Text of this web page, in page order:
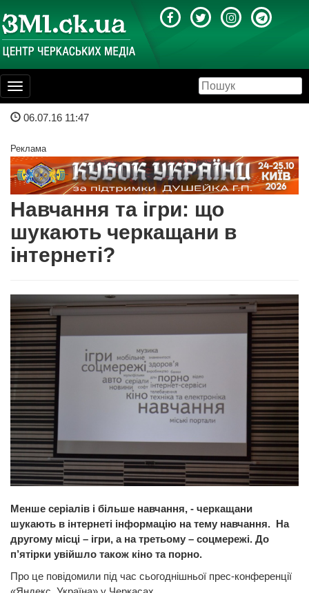
Toggle
navigation
06.07.16 11:47
Реклама
Навчання та ігри: що
шукають черкащани в
інтернеті?
Менше серіалів і більше навчання, - черкащани
шукають в інтернеті інформацію на тему навчання. На
другому місці – ігри, а на третьому – соцмережі. До
п’ятірки увійшло також кіно та порно.
Про це повідомили під час сьогоднішньої прес-конференції